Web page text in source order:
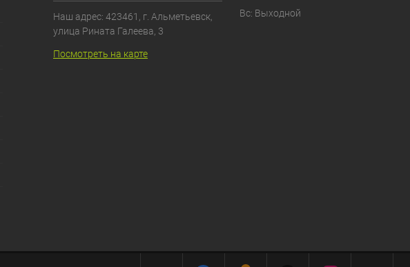
Наш адрес: 423461, г. Альметьевск,
улица Рината Галеева, 3
Посмотреть на карте
Вс: Выходной